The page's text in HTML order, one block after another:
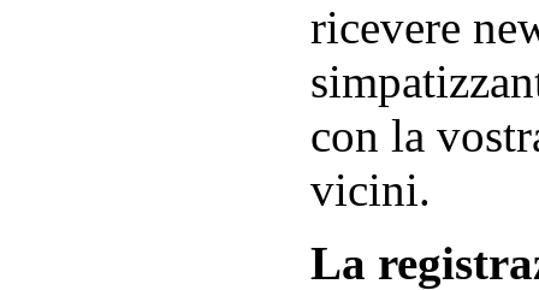
ricevere
con la
vicini.
La